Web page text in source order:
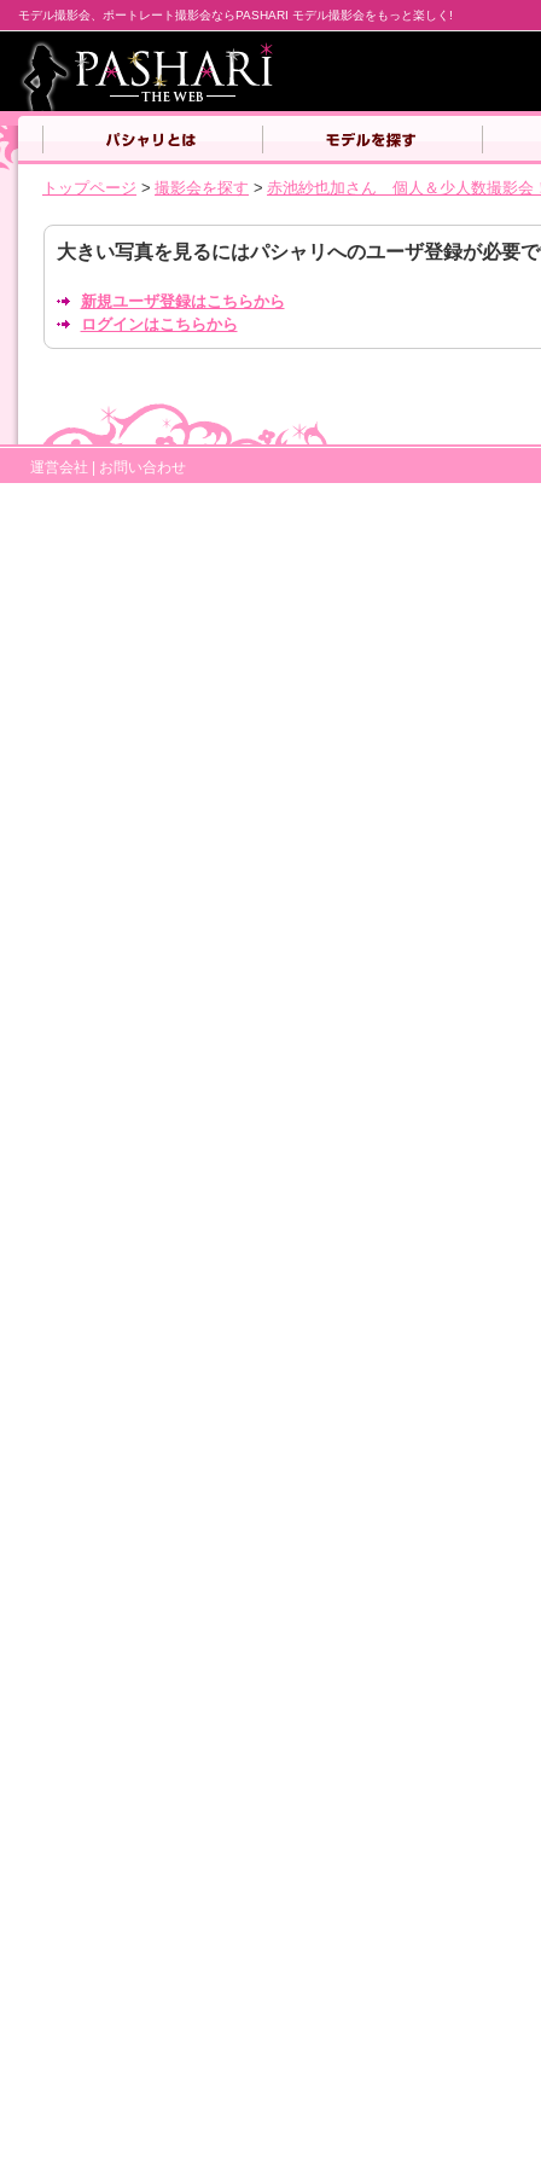
モデル撮影会、ポートレート撮影会ならPASHARI モデル撮影会をもっと楽しく!
トップページ > 撮影会を探す > 赤池紗也加さん 個人＆少人数撮影会
大きい写真を見るにはパシャリへのユーザ登録が必要
新規ユーザ登録はこちらから
ログインはこちらから
運営会社 | お問い合わせ